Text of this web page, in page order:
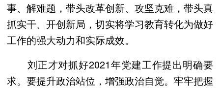
事、解难题，带头改革创新、攻坚克难，带头真
抓实干、开创新局，切实将学习教育转化为做好
工作的强大动力和实际成效。
刘正才对抓好2021年党建工作提出明确要
求。要提升政治站位，增强政治自觉。牢牢把握